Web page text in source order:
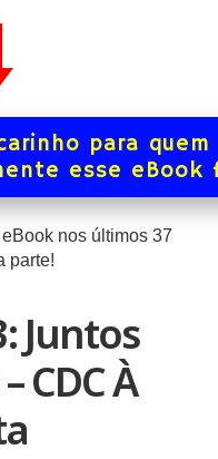
para
esse
nos últimos 37
parte!
Juntos
CDC À